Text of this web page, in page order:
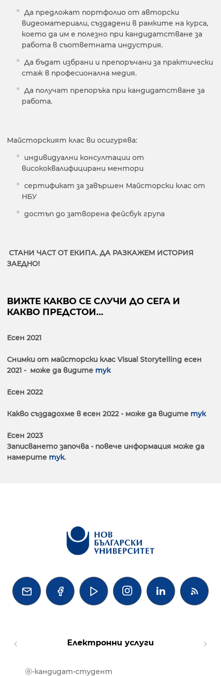
Да предложат портфолио от авторски
видеоматериали, създадени в рамките на курса,
което да им е полезно при кандидатстване за
работа в съответната индустрия.
Да бъдат избрани и препоръчани за практически
стаж в професионална медия.
Да получат препоръка при кандидатстване за
работа.
Майсторският клас ви осигурява:
индивидуални консултации от
висококвалифицирани ментори
сертификат за завършен Майсторски клас от
НБУ
достъп до затворена фейсбук група
СТАНИ ЧАСТ ОТ ЕКИПА. ДА РАЗКАЖЕМ ИСТОРИЯ
ЗАЕДНО!
ВИЖТЕ КАКВО СЕ СЛУЧИ ДО СЕГА И
КАКВО ПРЕДСТОИ…
Есен 2021
Снимки от майсторски клас Visual Storytelling есен
2021 - може да видите тук
Есен 2022
Какво създадохме в есен 2022 - може да видите тук
Есен 2023
Записването започва - повече информация може да
намерите тук.
   
Електронни услуги
ⓔ-кандидат-студент